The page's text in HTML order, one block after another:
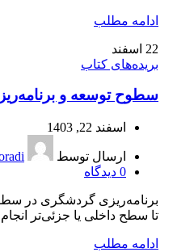
ادامه مطلب
22 اسفند
بریده‌های کتاب
سطوح توسعه و
اسفند 22, 1403
ارسال توسط
0 دیدگاه
برنامه‌ریزی گردشگری در
تا سطح داخلی یا جزئی‌تر
ادامه مطلب